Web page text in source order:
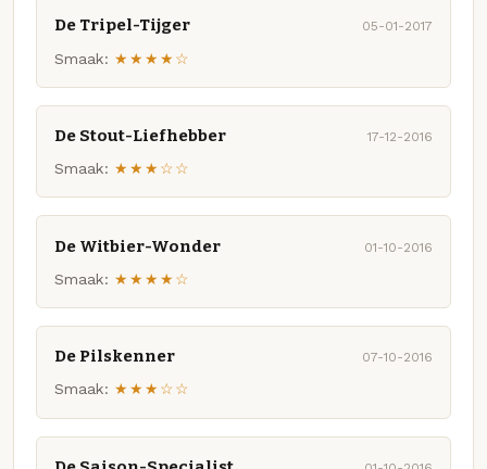
De Tripel-Tijger 05-01-2017
Smaak: ★★★★☆
De Stout-Liefhebber 17-12-2016
Smaak: ★★★☆☆
De Witbier-Wonder 01-10-2016
Smaak: ★★★★☆
De Pilskenner 07-10-2016
Smaak: ★★★☆☆